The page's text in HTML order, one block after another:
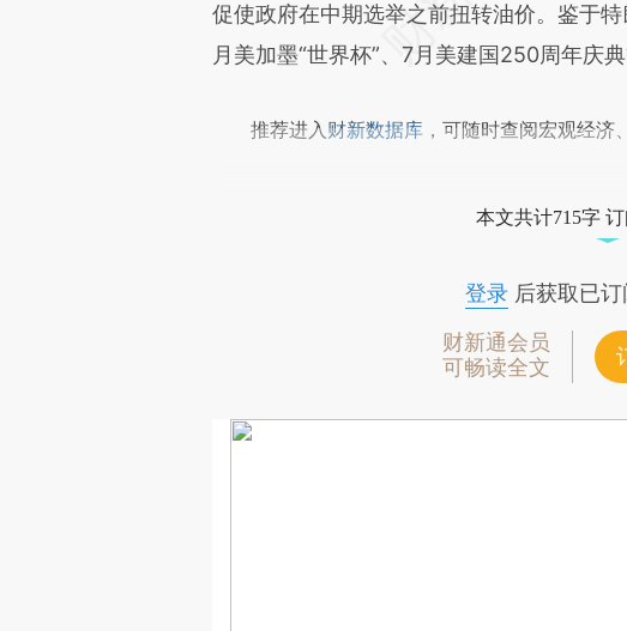
促使政府在中期选举之前扭转油价。鉴于
月美加墨“世界杯”、7月美建国250周年庆
推荐进入 财新数据库 ，可随时查阅宏观经济
本文共计715字
登录后获取已订
财新通会员
可畅读全文